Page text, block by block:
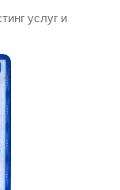
услуг и